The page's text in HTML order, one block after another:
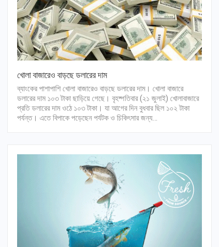
খোলা বাজারেও বাড়ছে ডলারের দাম
ব্যাংকের পাশাপাশি খোলা বাজারেও বাড়ছে ডলারের দাম। খোলা বাজারে
ডলারের দাম ১০৩ টাকা ছাড়িয়ে গেছে। বৃহষ্পতিবার (২১ জুলাই) খোলাবাজারে
প্রতি ডলারের দাম ওঠে ১০৩ টাকা। যা আগের দিন বুধবার ছিল ১০২ টাকা
পর্যন্ত। এতে বিপাকে পড়েছেন পর্যটক ও চিকিৎসার জন্য…